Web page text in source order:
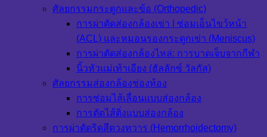
ศัลยกรรมกระดูกและข้อ (Orthopedic)
การผ่าตัดส่องกล้องเข่า | ซ่อมเอ็นไขว้หน้า
(ACL) และหมอนรองกระดูกเข่า (Meniscus)
การผ่าตัดส่องกล้องไหล่: การบาดเจ็บจากกีฬา
นิ้วหัวแม่เท้าเอียง (ฮัลลักซ์ วัลกัส)
ศัลยกรรมส่องกล้องช่องท้อง
การซ่อมไส้เลื่อนแบบส่องกล้อง
การตัดไส้ติ่งแบบส่องกล้อง
การผ่าตัดริดสีดวงทวาร (Hemorrhoidectomy)